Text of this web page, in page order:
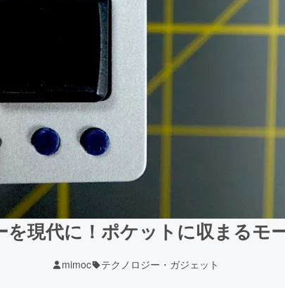
を現代に！ポケットに収まるモ
mimoc テクノロジー・ガジェット